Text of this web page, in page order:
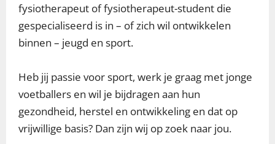
fysiotherapeut of fysiotherapeut-student die
gespecialiseerd is in – of zich wil ontwikkelen
binnen – jeugd en sport.
Heb jij passie voor sport, werk je graag met jonge
voetballers en wil je bijdragen aan hun
gezondheid, herstel en ontwikkeling en dat op
vrijwillige basis? Dan zijn wij op zoek naar jou.